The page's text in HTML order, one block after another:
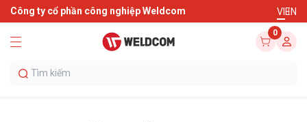
Công ty cổ phần công nghiệp Weldcom VIEN
0